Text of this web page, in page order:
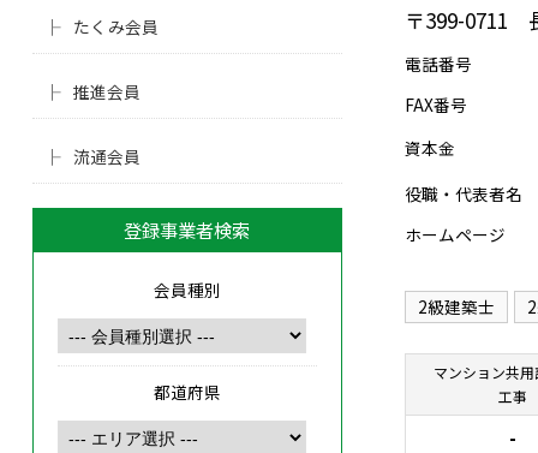
たくみ会員
推進会員
流通会員
登録事業者検索
会員種別
都道府県
〒399-0711
電話番号
FAX番号
資本金
役職・代表者名
ホームページ
2級建築士
マンション共
工事
-